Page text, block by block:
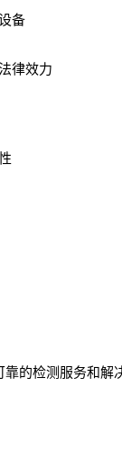
备
律效力
的检测服务和解